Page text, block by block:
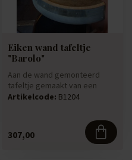
Eiken wand tafeltje
"Barolo"
Aan de wand gemonteerd
tafeltje gemaakt van een
deksel van een gebruikt
Artikelcode: B1204
307,00